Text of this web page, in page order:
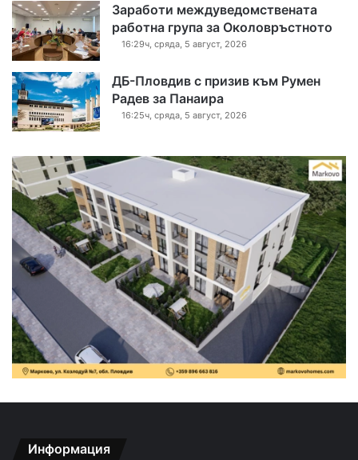
Заработи междуведомствената
работна група за Околовръстното
16:29ч, сряда, 5 август, 2026
ДБ-Пловдив с призив към Румен
Радев за Панаира
16:25ч, сряда, 5 август, 2026
Информация